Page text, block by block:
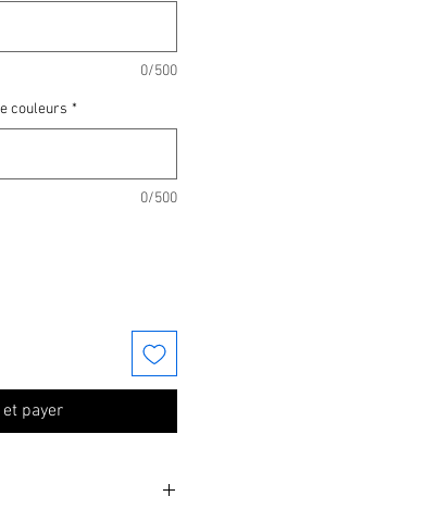
0/500
couleurs *
0/500
payer